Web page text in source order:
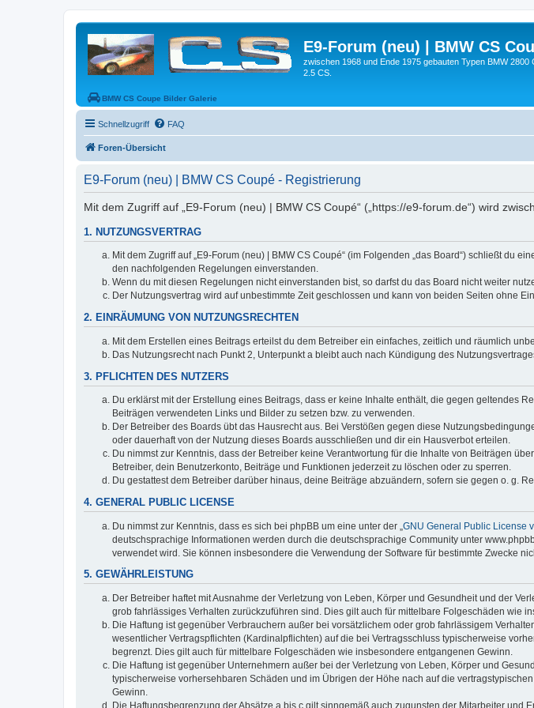
E9-Forum (neu) | BMW CS
zwischen 1968 und Ende 1975 gebauten Typen BMW 2800
2.5 CS.
BMW CS Coupe Bilder Galerie
Schnellzugriff FAQ
Foren-Übersicht
E9-Forum (neu) | BMW CS Coupé - Registrierung
Mit dem Zugriff auf „E9-Forum (neu) | BMW CS Coupé“ („https://e9-forum.de“) wird
1. NUTZUNGSVERTRAG
Mit dem Zugriff auf „E9-Forum (neu) | BMW CS Coupé“ (im Folgenden „das Board“) schließt du
den nachfolgenden Regelungen einverstanden.
Wenn du mit diesen Regelungen nicht einverstanden bist, so darfst du das Board nicht weiter
Der Nutzungsvertrag wird auf unbestimmte Zeit geschlossen und kann von beiden Seiten ohne
2. EINRÄUMUNG VON NUTZUNGSRECHTEN
Mit dem Erstellen eines Beitrags erteilst du dem Betreiber ein einfaches, zeitlich und räumlich
Das Nutzungsrecht nach Punkt 2, Unterpunkt a bleibt auch nach Kündigung des
3. PFLICHTEN DES NUTZERS
Du erklärst mit der Erstellung eines Beitrags, dass er keine Inhalte enthält, die gegen geltendes
Beiträgen verwendeten Links und Bilder zu setzen bzw. zu verwenden.
Der Betreiber des Boards übt das Hausrecht aus. Bei Verstößen gegen diese
oder dauerhaft von der Nutzung dieses Boards ausschließen und dir ein Hausverbot erteilen.
Du nimmst zur Kenntnis, dass der Betreiber keine Verantwortung für die Inhalte von Beiträgen
Betreiber, dein Benutzerkonto, Beiträge und Funktionen jederzeit zu löschen oder zu sperren.
Du gestattest dem Betreiber darüber hinaus, deine Beiträge abzuändern, sofern sie gegen o. g.
4. GENERAL PUBLIC LICENSE
Du nimmst zur Kenntnis, dass es sich bei phpBB um eine unter der „ GNU General Public License
deutschsprachige Informationen werden durch die deutschsprachige Community unter
verwendet wird. Sie können insbesondere die Verwendung der Software für bestimmte Zwecke
5. GEWÄHRLEISTUNG
Der Betreiber haftet mit Ausnahme der Verletzung von Leben, Körper und Gesundheit und der
grob fahrlässiges Verhalten zurückzuführen sind. Dies gilt auch für mittelbare Folgeschäden wie
Die Haftung ist gegenüber Verbrauchern außer bei vorsätzlichem oder grob fahrlässigem
wesentlicher Vertragspflichten (Kardinalpflichten) auf die bei Vertragsschluss typischerweise
begrenzt. Dies gilt auch für mittelbare Folgeschäden wie insbesondere entgangenen Gewinn.
Die Haftung ist gegenüber Unternehmern außer bei der Verletzung von Leben, Körper und
typischerweise vorhersehbaren Schäden und im Übrigen der Höhe nach auf die
Gewinn.
Die Haftungsbegrenzung der Absätze a bis c gilt sinngemäß auch zugunsten der Mitarbeiter und